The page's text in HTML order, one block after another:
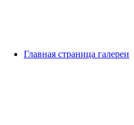
Главная страница галереи